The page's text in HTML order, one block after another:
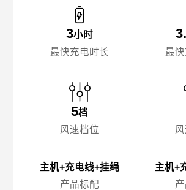
3小时
最快充电时长
5档
风速档位
主机+充电线+挂绳
产品标配
最
主机+